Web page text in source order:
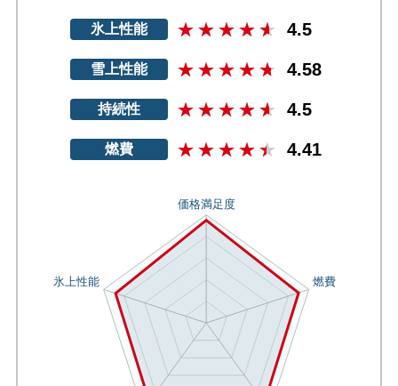
氷上性能 4.5
雪上性能 4.58
持続性 4.5
燃費 4.41